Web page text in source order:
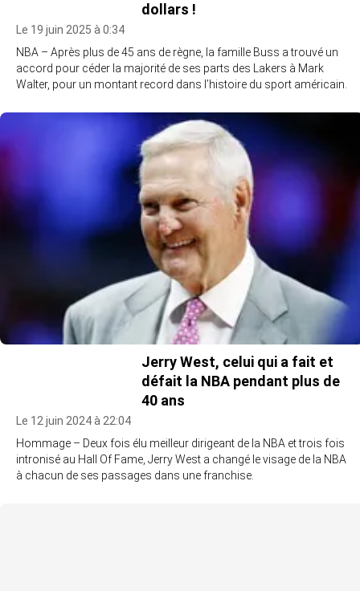
dollars !
Le 19 juin 2025 à 0:34
NBA – Après plus de 45 ans de règne, la famille Buss a trouvé un
accord pour céder la majorité de ses parts des Lakers à Mark
Walter, pour un montant record dans l’histoire du sport américain.
Jerry West, celui qui a fait et
défait la NBA pendant plus de
40 ans
Le 12 juin 2024 à 22:04
Hommage – Deux fois élu meilleur dirigeant de la NBA et trois fois
intronisé au Hall Of Fame, Jerry West a changé le visage de la NBA
à chacun de ses passages dans une franchise.